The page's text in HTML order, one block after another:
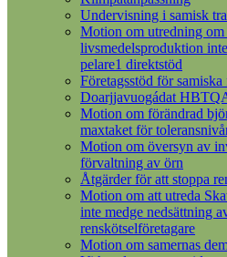
Undervisning i samisk
Motion om utredning
livsmedelsproduktion
pelare1 direktstöd
Företagsstöd för samiska
Doarjjavuogádat
Motion om förändrad
maxtaket för
Motion om översyn av
förvaltning av örn
Åtgärder för att stoppa
Motion om att utreda
inte medge nedsättning
renskötselföretagare
Motion om samernas